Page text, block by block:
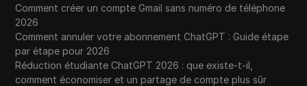
Comment créer un compte Gmail sans numéro de téléphone
2026
Comment annuler votre abonnement ChatGPT : Guide étape
par étape pour 2026
Réduction étudiante ChatGPT 2026 : que existe-t-il,
comment économiser et un partage de compte plus sûr